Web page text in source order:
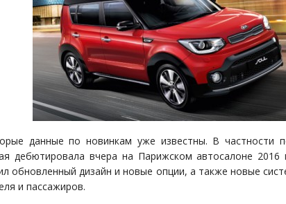
данные по новинкам уже известны. В частности
дебютировала вчера на Парижском автосалоне 2016
обновленный дизайн и новые опции, а также новые
и пассажиров.